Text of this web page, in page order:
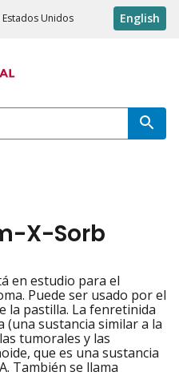
Unidos English
X-Sorb
en estudio para el
Puede ser usado por el
la pastilla. La fenretinida
(una sustancia similar a la
tumorales y las
que es una sustancia
También se llama